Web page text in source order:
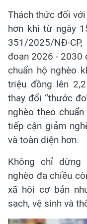
Thách thức đối
hơn khi từ ngày
351/2025/NĐ-
đoạn 2026 - 2030
chuẩn hộ nghèo
triệu đồng lên
thay đổi “thước
nghèo theo
tiếp cận giảm
và toàn diện hơn.
Không chỉ
nghèo đa chiều
xã hội cơ bản
sạch, vệ sinh và